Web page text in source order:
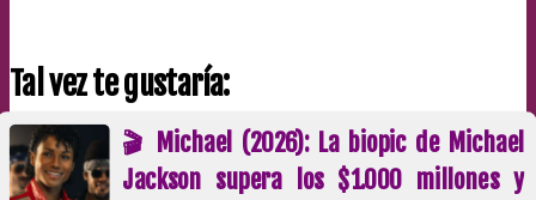
Tal vez te gustaría:
🎬 Michael (2026): La biopic de Michael
Jackson supera los $1.000 millones y